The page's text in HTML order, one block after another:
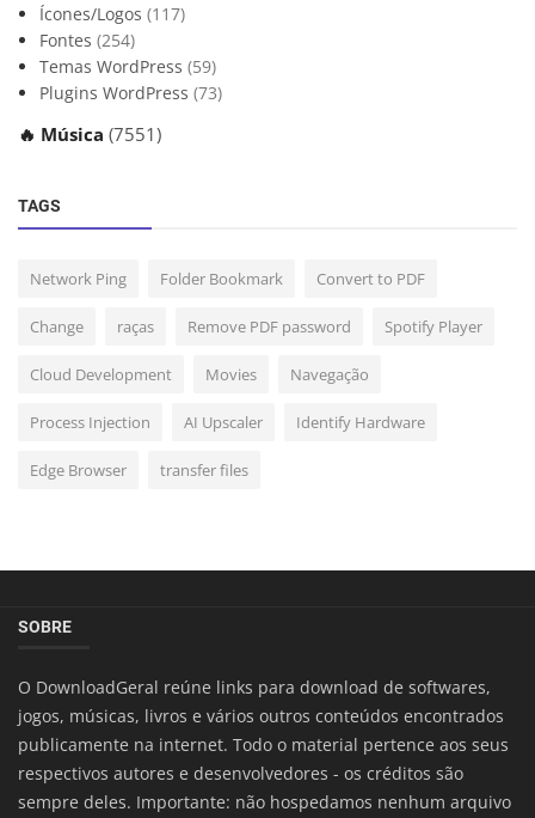
Ícones/Logos (117)
Fontes (254)
Temas WordPress (59)
Plugins WordPress (73)
🔥 Música (7551)
TAGS
Network Ping Folder Bookmark Convert to PDF
Change raças Remove PDF password Spotify Player
Cloud Development Movies Navegação
Process Injection AI Upscaler Identify Hardware
Edge Browser transfer files
SOBRE
O DownloadGeral reúne links para download de softwares,
jogos, músicas, livros e vários outros conteúdos encontrados
publicamente na internet. Todo o material pertence aos seus
respectivos autores e desenvolvedores - os créditos são
sempre deles. Importante: não hospedamos nenhum arquivo